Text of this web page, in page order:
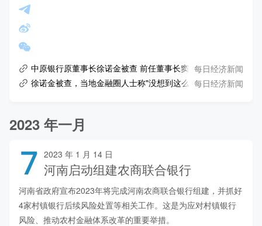
中原银行原董事长徐诺金被查 前任董事长窦荣兴已被"双开"
每日经济新闻
徐诺金被查，当地金融圈人士称"没想到这么快"！曾执掌万亿
每日经济新闻
2023 年一月
7 2023 年 1 月 14 日
河南启动组建农商联合银行
河南省政府宣布2023年将完成河南农商联合银行组建，并抓好
4家村镇银行后续风险处置等相关工作。这是为应对村镇银行
风险、推动农村金融体系改革的重要举措。